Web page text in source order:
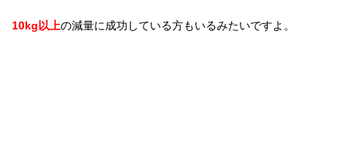
10kg以上の減量に成功している方もいるみたいですよ。